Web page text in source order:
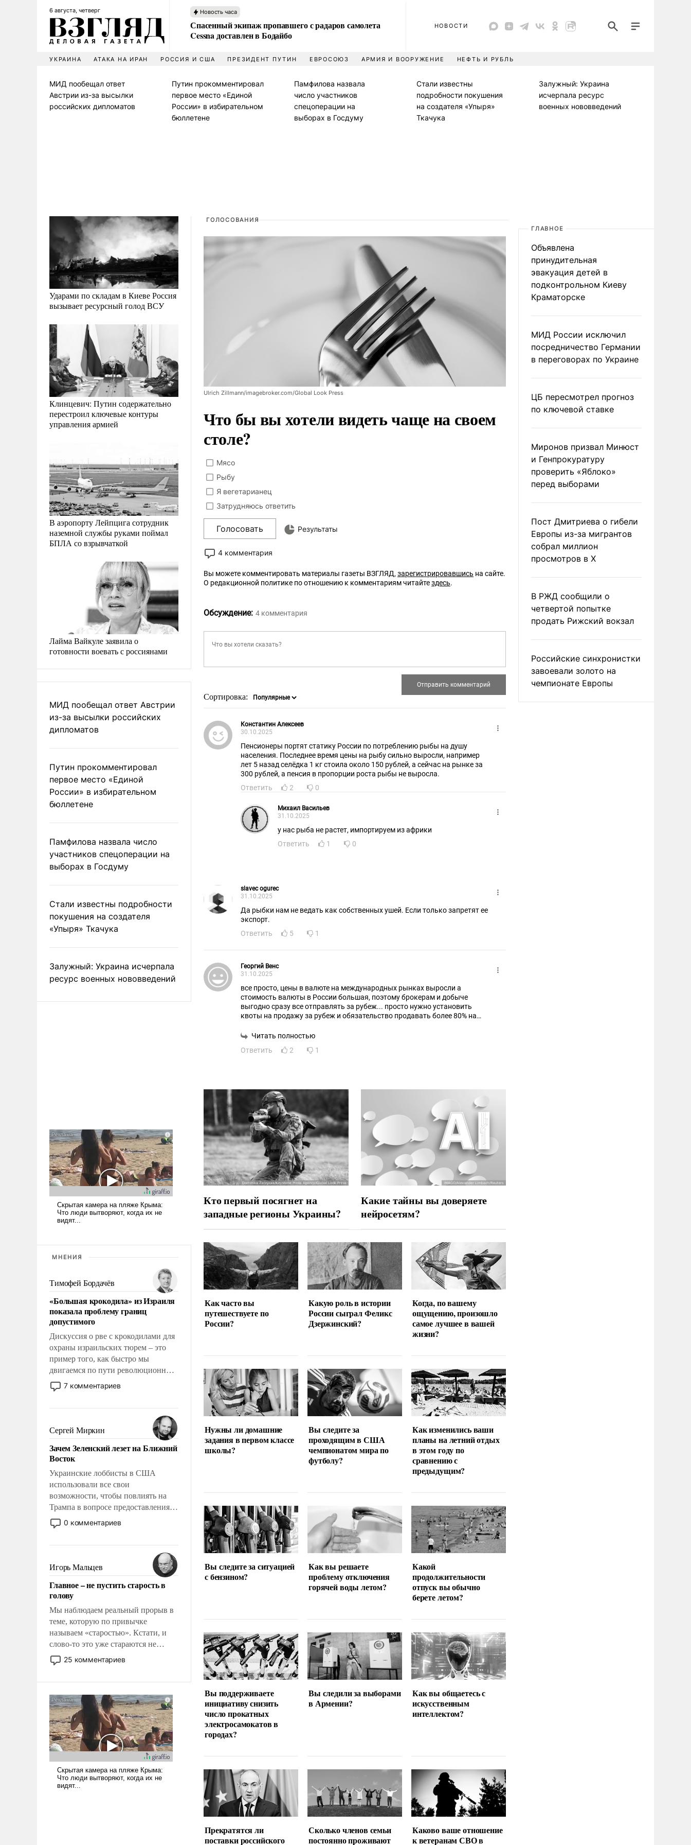
6 августа, четверг Новость часа
Спасенный экипаж пропавшего с радаров самолета
Cessna доставлен в Бодайбо
НОВОСТИ
УКРАИНА АТАКА НА ИРАН РОССИЯ И США ПРЕЗИДЕНТ ПУТИН ЕВРОСОЮЗ АРМИЯ И ВООРУЖЕНИЕ НЕФТЬ И РУБЛЬ
МИД пообещал ответ
Австрии из-за высылки
российских дипломатов
Путин прокомментировал
первое место «Единой
России» в избирательном
бюллетене
Памфилова назвала
число участников
спецоперации на
выборах в Госдуму
Стали известны
подробности покушения
на создателя «Упыря»
Ткачука
Залужный: Украина
исчерпала ресурс
военных нововведений
Ударами по складам в Киеве Россия
вызывает ресурсный голод ВСУ
Клинцевич: Путин содержательно
перестроил ключевые контуры
управления армией
В аэропорту Лейпцига сотрудник
наземной службы руками поймал
БПЛА со взрывчаткой
Лайма Вайкуле заявила о
готовности воевать с россиянами
МИД пообещал ответ Австрии
из-за высылки российских
дипломатов
Путин прокомментировал
первое место «Единой
России» в избирательном
бюллетене
Памфилова назвала число
участников спецоперации на
выборах в Госдуму
Стали известны подробности
покушения на создателя
«Упыря» Ткачука
Залужный: Украина исчерпала
ресурс военных нововведений
МНЕНИЯ
Тимофей Бордачёв
«Большая крокодила» из Израиля
показала проблему границ
допустимого
Дискуссия о рве с крокодилами для
охраны израильских тюрем – это
пример того, как быстро мы
двигаемся по пути революционных
изменений. То, что несколько лет
назад было образом для
7 комментариев
Сергей Миркин
Зачем Зеленский лезет на Ближний
Восток
Украинские лоббисты в США
использовали все свои
возможности, чтобы повлиять на
Трампа в вопросе предоставления
вооружений своим нанимателям.
Вероятно, кому-то из тех, кто
продемонстрировать, что Украина
вступила в вооруженное
противостояние с Ираном.
0 комментариев
Игорь Мальцев
Главное – не пустить старость в
голову
Мы наблюдаем реальный прорыв в
теме, которую по привычке
называем «старостью». Кстати, и
слово-то это уже стараются не
использовать – так же, как «бабка»,
«дед», – хотя бы в образованной
25 комментариев
ГОЛОСОВАНИЯ
Ulrich Zillmann/imagebroker.com/Global Look Press
Что бы вы хотели видеть чаще на своем
столе?
Мясо
Рыбу
Я вегетарианец
Затрудняюсь ответить
Голосовать Результаты
4 комментария
Вы можете комментировать материалы газеты ВЗГЛЯД, зарегистрировавшись на сайте.
О редакционной политике по отношению к комментариям читайтездесь.
Обсуждение: 4 комментария
Сортировка:
Константин Алексеев
30.10.2025
Пенсионеры портят статику России по потреблению рыбы на душу
населения. Последнее время цены на рыбу сильно выросли, например
лет 5 назад селёдка 1 кг стоила около 150 рублей, а сейчас на рынке за
300 рублей, а пенсия в пропорции роста рыбы не выросла.
Ответить
2 0
Михаил Васильев
31.10.2025
у нас рыба не растет, импортируем из африки
Ответить
1 0
slavec ogurec
31.10.2025
Да рыбки нам не ведать как собственных ушей. Если только запретят ее
экспорт.
Ответить
5 1
Георгий Венс
31.10.2025
все просто, цены в валюте на международных рынках выросли а
стоимость валюты в России большая, поэтому брокерам и добыче
выгодно сразу все отправлять за рубеж... просто нужно установить
квоты на продажу за рубеж и обязательство продавать более 80% на
Читать полностью
Ответить
2 1
Кто первый посягнет на
западные регионы Украины?
Какие тайны вы доверяете
нейросетям?
Как часто вы
путешествуете по
России?
Какую роль в истории
России сыграл Феликс
Дзержинский?
Когда, по вашему
ощущению, произошло
самое лучшее в вашей
жизни?
Нужны ли домашние
задания в первом классе
школы?
Вы следите за
проходящим в США
чемпионатом мира по
футболу?
Как изменились ваши
планы на летний отдых
в этом году по
сравнению с
предыдущим?
Вы следите за ситуацией
с бензином?
Как вы решаете
проблему отключения
горячей воды летом?
Какой
продолжительности
отпуск вы обычно
берете летом?
Вы поддерживаете
инициативу снизить
число прокатных
электросамокатов в
городах?
Вы следили за выборами
в Армении?
Как вы общаетесь с
искусственным
интеллектом?
Прекратятся ли
поставки российского
Сколько членов семьи
постоянно проживают
Каково ваше отношение
к ветеранам СВО в
ГЛАВНОЕ
Объявлена
принудительная
эвакуация детей в
подконтрольном Киеву
Краматорске
МИД России исключил
посредничество Германии
в переговорах по Украине
ЦБ пересмотрел прогноз
по ключевой ставке
Миронов призвал Минюст
и Генпрокуратуру
проверить «Яблоко»
перед выборами
Пост Дмитриева о гибели
Европы из-за мигрантов
собрал миллион
просмотров в X
В РЖД сообщили о
четвертой попытке
продать Рижский вокзал
Российские синхронистки
завоевали золото на
чемпионате Европы